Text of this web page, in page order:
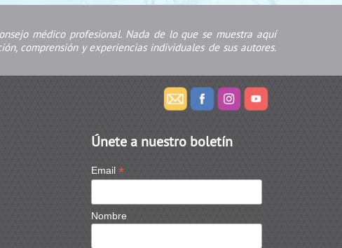
médico profesional. Nada de lo que se muestra aquí
comprensión y experiencias individuales de sus autores.
Únete a nuestro boletín
Email*
Nombre